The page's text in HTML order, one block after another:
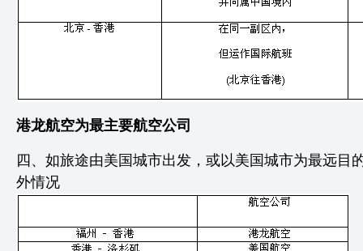
港龙航空为最主要航空公司
四、如旅途由美国城市出发，或以美国城市为最远目
外情况